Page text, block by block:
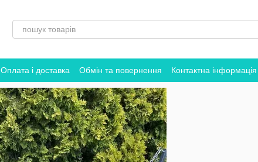
Оплата і доставка Обмін та повернення Контактна інформація